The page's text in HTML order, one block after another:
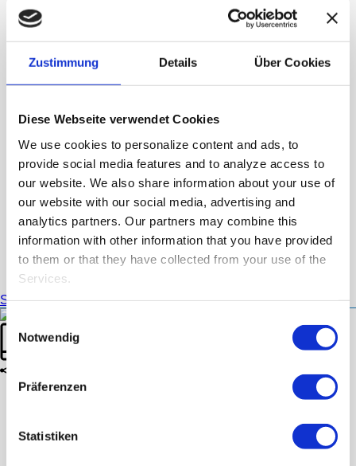
Zustimmung Details Über Cookies
Diese Webseite verwendet Cookies
We use cookies to personalize content and ads, to
provide social media features and to analyze access to
our website. We also share information about your use of
our website with our social media, advertising and
analytics partners. Our partners may combine this
information with other information that you have provided
to them or that they have collected from your use of the
Services.
Einwilligungsauswahl
Notwendig
Präferenzen
Statistiken
English
ARCHIV
Start»Archive für März 2021